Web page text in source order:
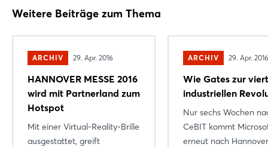
Weitere Beiträge zum Thema
ARCHIV 29. Apr. 2016
HANNOVER MESSE 2016
wird mit Partnerland zum
Hotspot
Mit einer Virtual-Reality-Brille
ausgestattet, greift
ARCHIV 29. Apr. 2016
Wie Gates zur
industriellen
Nur sechs Wochen
CeBIT kommt
erneut nach